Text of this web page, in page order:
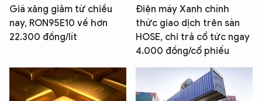
Giá xăng giảm từ chiều
nay, RON95E10 về hơn
22.300 đồng/lít
Điện máy Xanh chính
thức giao dịch trên sàn
HOSE, chi trả cổ tức ngay
4.000 đồng/cổ phiếu